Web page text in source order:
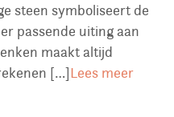
steen symboliseert de
passende uiting aan
maakt altijd
[…]Lees meer